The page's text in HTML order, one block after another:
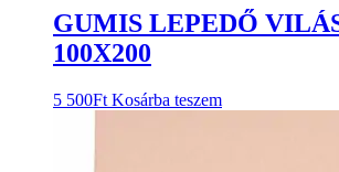
GUMIS LEPEDŐ
100X200
5 500Ft Kosárba teszem